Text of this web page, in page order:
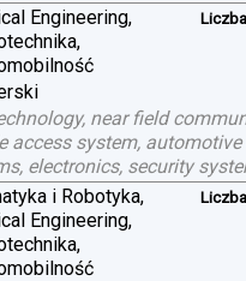
Engineering,
near field
access system,
electronics, security
i Robotyka,
Engineering,